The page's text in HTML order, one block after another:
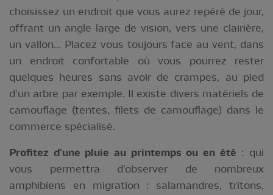
choisissez un endroit que vous aurez repéré de jour,
offrant un angle large de vision, vers une clairière,
un vallon... Placez vous toujours face au vent, dans
un endroit confortable où vous pourrez rester
quelques heures sans avoir de crampes, au pied
d'un arbre par exemple. Il existe divers matériels de
camouflage (tentes, filets de camouflage) dans le
commerce spécialisé.
Profitez d'une pluie au printemps ou en été : qui
vous permettra d'observer de nombreux
amphibiens en migration : salamandres, tritons,